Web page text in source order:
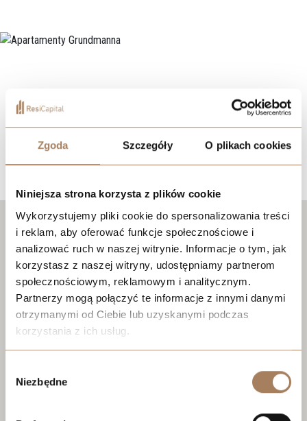
Zgoda Szczegóły O plikach cookies
Niniejsza strona korzysta z plików cookie
Wykorzystujemy pliki cookie do spersonalizowania treści
i reklam, aby oferować funkcje społecznościowe i
analizować ruch w naszej witrynie. Informacje o tym, jak
korzystasz z naszej witryny, udostępniamy partnerom
społecznościowym, reklamowym i analitycznym.
Partnerzy mogą połączyć te informacje z innymi danymi
otrzymanymi od Ciebie lub uzyskanymi podczas
korzystania z ich usług.
process your information.
zgody
Niezbędne
Lokalizacja